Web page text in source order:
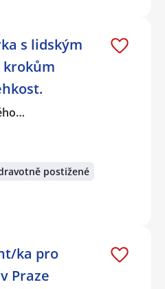
s lidským
postižené
ka pro
Praze